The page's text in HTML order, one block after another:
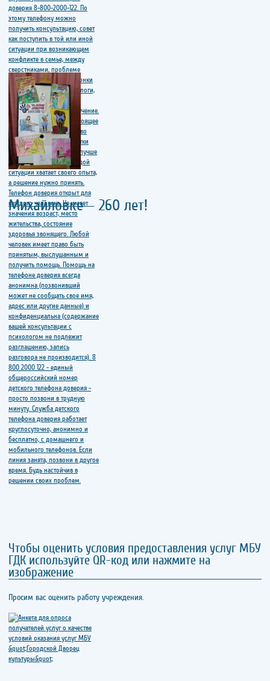
Михайловке – 260 лет!
Чтобы оценить условия предоставления услуг МБУ
ГДК используйте QR-код или нажмите на
изображение
Просим вас оценить работу учреждения.